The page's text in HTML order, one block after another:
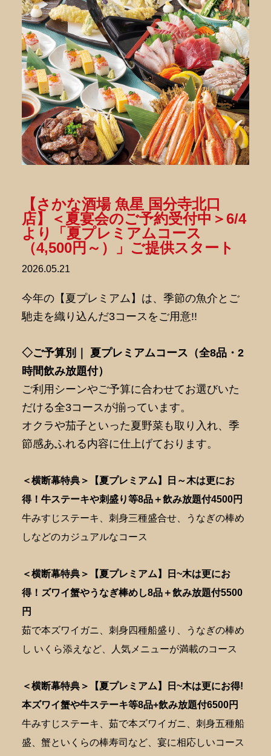
2026.05.21
【さかな酒場 魚星 国分寺北口
店】＜夏宴会のご予約受付中＞6/4
より「夏プレミアムコース
（4,500円～）」ご提供スタート
今年の【夏プレミアム】は、季節の魚介とご
馳走を織り込んだ3コースをご用意!!
◇ご予算別｜ 夏プレミアムコース（全8品・2
時間飲み放題付）
ご利用シーンやご予算に合わせてお選びいた
だける全3コースが揃っています。
オクラや茄子といった夏野菜も取り入れ、季
節感あふれる内容に仕上げております。
＜横断幕特典＞【夏プレミアム】日～木は更にお
得！牛ステーキや刺盛り等8品＋飲み放題付4500円
牛みすじステーキ、刺身三種盛合せ、うなぎの棒め
しなどのカジュアルなコース
＜横断幕特典＞【夏プレミアム】日~木は更にお
得！ズワイ蟹やうなぎ棒めし8品＋飲み放題付5500
円
茹で本ズワイガニ、刺身四種船盛り、うなぎの棒め
し いくら添えなど、人気メニューが満載のコース
＜横断幕特典＞【夏プレミアム】日~木は更にお得!
本ズワイ蟹や牛ステーキ等8品+飲み放題付6500円
牛みすじステーキ、茹で本ズワイガニ、刺身五種船
盛、蟹といくらの棒寿司など、宴に相応しいコース